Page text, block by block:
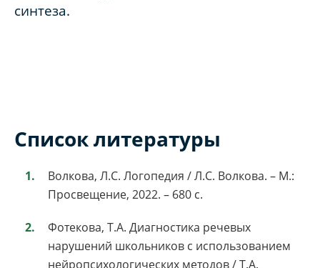
синтеза.
Список литературы
Волкова, Л.С. Логопедия / Л.С. Волкова. – М.:
Просвещение, 2022. – 680 с.
Фотекова, Т.А. Диагностика речевых
нарушений школьников с использованием
нейропсихологических методов / Т.А.